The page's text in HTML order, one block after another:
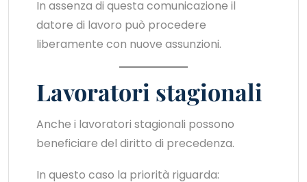
In assenza di questa comunicazione il
datore di lavoro può procedere
liberamente con nuove assunzioni.
Lavoratori stagionali
Anche i lavoratori stagionali possono
beneficiare del diritto di precedenza.
In questo caso la priorità riguarda: